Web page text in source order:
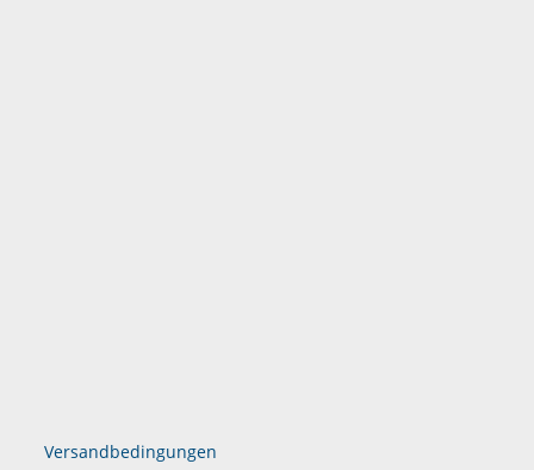
Versandbedingungen